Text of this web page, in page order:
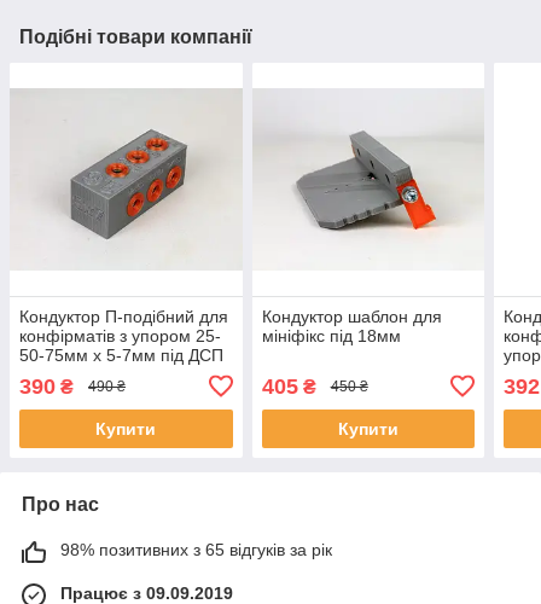
Подібні товари компанії
Кондуктор П-подібний для
конфірматів з упором 25-
50-75мм х 5-7мм під ДСП
390 ₴ 490 ₴
Купити
Кондуктор шаблон для
мініфікс під 18мм
405₴ 450 ₴
Купити
392
Про нас
98% позитивних з 65 відгуків за рік
Працює з 09.09.2019